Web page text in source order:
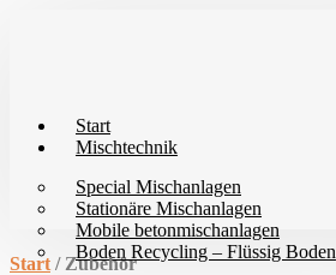
Start
Mischtechnik
Special Mischanlagen
Stationäre Mischanlagen
Mobile betonmischanlagen
Boden Recycling – Flüssig Boden
Start / Zubehör